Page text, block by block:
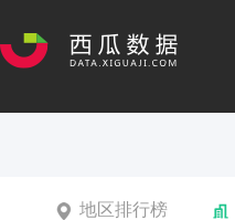
地区排行榜